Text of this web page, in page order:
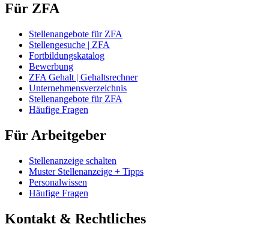
Für ZFA
Stellenangebote für ZFA
Stellengesuche | ZFA
Fortbildungskatalog
Bewerbung
ZFA Gehalt | Gehaltsrechner
Unternehmensverzeichnis
Stellenangebote für ZFA
Häufige Fragen
Für Arbeitgeber
Stellenanzeige schalten
Muster Stellenanzeige + Tipps
Personalwissen
Häufige Fragen
Kontakt & Rechtliches